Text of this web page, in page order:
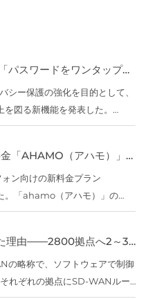
パスワードをワンタップで
シー保護の強化を目的として、
図る新機能を発表した。
」「Locked Folder（ロック
「AHAMO（アハモ）」
ン向けの新料金プラン
。「ahamo（アハモ）」の
金の値下げ」が取り沙汰され
理由――2800拠点へ2～3
略称で、ソフトウェアで制御
れぞれの拠点にSD-WANルー